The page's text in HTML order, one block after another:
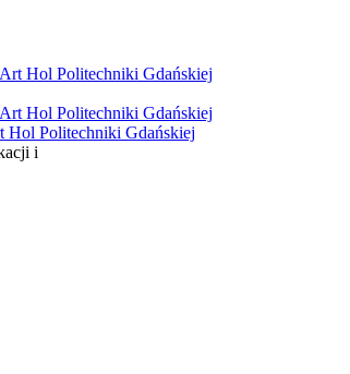
Hol Politechniki Gdańskiej
i